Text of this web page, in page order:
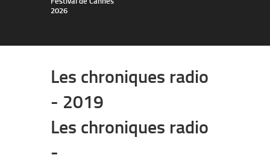
2026
Les chroniques radio
- 2019
Les chroniques radio
-